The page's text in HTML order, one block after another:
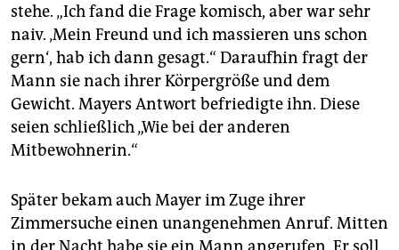
stehe. „Ich fand die Frage komisch, aber war sehr
naiv. ‚Mein Freund und ich massieren uns schon
gern‘, hab ich dann gesagt.“ Daraufhin fragt der
Mann sie nach ihrer Körpergröße und dem
Gewicht. Mayers Antwort befriedigte ihn. Diese
seien schließlich „Wie bei der anderen
Mitbewohnerin.“
Später bekam auch Mayer im Zuge ihrer
Zimmersuche einen unangenehmen Anruf. Mitten